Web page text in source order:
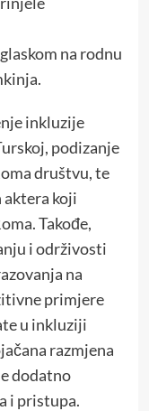
na rodnu
inkluzije
podizanje
društvu, te
aktera koji
Takođe,
i održivosti
na
primjere
u inkluziji
razmjena
dodatno
i pristupa.